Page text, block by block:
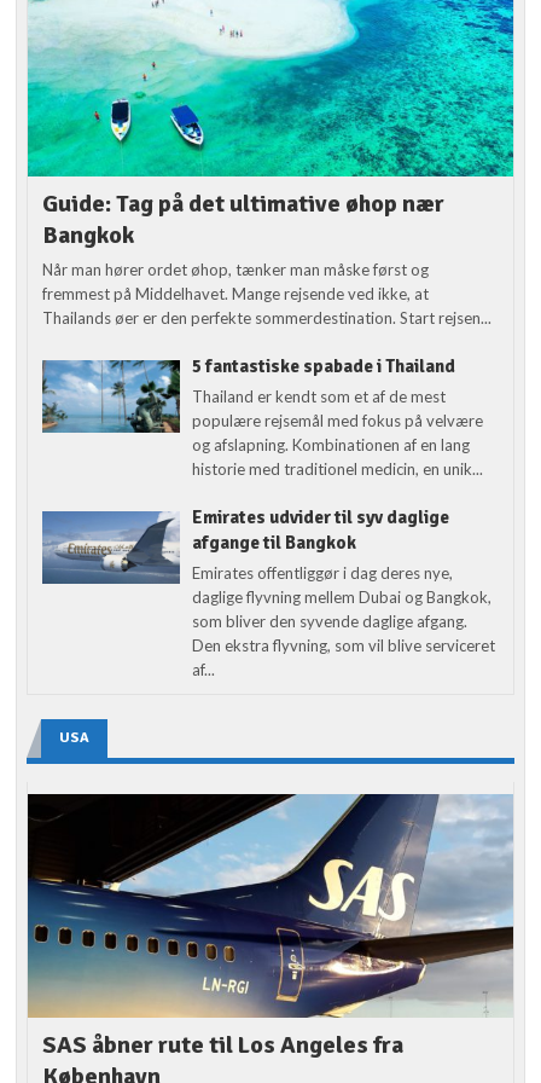
Guide: Tag på det ultimative øhop nær
Bangkok
Når man hører ordet øhop, tænker man måske først og
fremmest på Middelhavet. Mange rejsende ved ikke, at
Thailands øer er den perfekte sommerdestination. Start rejsen...
5 fantastiske spabade i Thailand
Thailand er kendt som et af de mest
populære rejsemål med fokus på velvære
og afslapning. Kombinationen af en lang
historie med traditionel medicin, en unik...
Emirates udvider til syv daglige
afgange til Bangkok
Emirates offentliggør i dag deres nye,
daglige flyvning mellem Dubai og Bangkok,
som bliver den syvende daglige afgang.
Den ekstra flyvning, som vil blive serviceret
af...
USA
SAS åbner rute til Los Angeles fra
København